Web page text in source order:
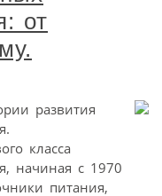
от
развития
класса
начиная с 1970
питания,